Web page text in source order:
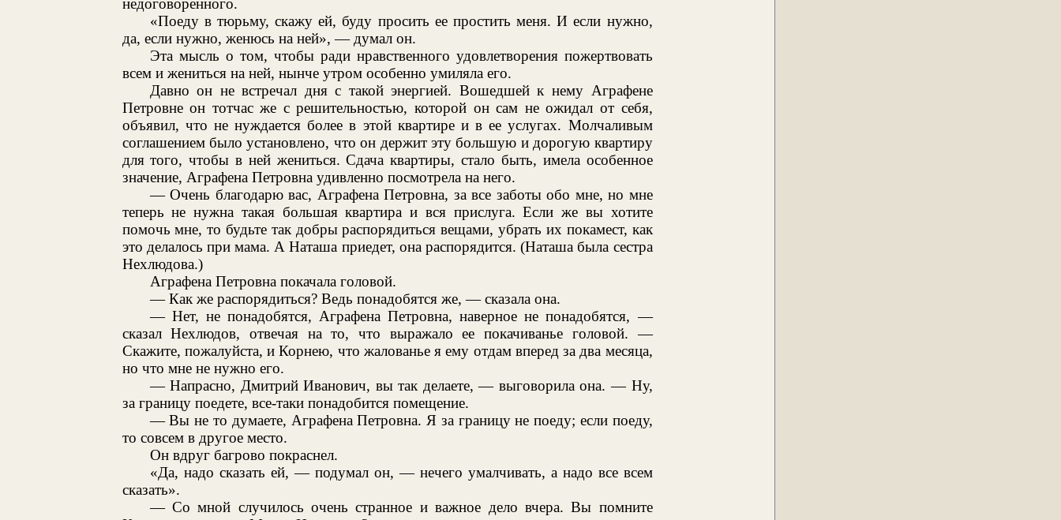
недоговоренного.
«Поеду в тюрьму, скажу ей, буду просить ее простить меня. И если нужно,
да, если нужно, женюсь на ней», — думал он.
Эта мысль о том, чтобы ради нравственного удовлетворения пожертвовать
всем и жениться на ней, нынче утром особенно умиляла его.
Давно он не встречал дня с такой энергией. Вошедшей к нему Аграфене
Петровне он тотчас же с решительностью, которой он сам не ожидал от себя,
объявил, что не нуждается более в этой квартире и в ее услугах. Молчаливым
соглашением было установлено, что он держит эту большую и дорогую квартиру
для того, чтобы в ней жениться. Сдача квартиры, стало быть, имела особенное
значение, Аграфена Петровна удивленно посмотрела на него.
— Очень благодарю вас, Аграфена Петровна, за все заботы обо мне, но мне
теперь не нужна такая большая квартира и вся прислуга. Если же вы хотите
помочь мне, то будьте так добры распорядиться вещами, убрать их покамест, как
это делалось при мама. А Наташа приедет, она распорядится. (Наташа была сестра
Нехлюдова.)
Аграфена Петровна покачала головой.
— Как же распорядиться? Ведь понадобятся же, — сказала она.
— Нет, не понадобятся, Аграфена Петровна, наверное не понадобятся, —
сказал Нехлюдов, отвечая на то, что выражало ее покачиванье головой. —
Скажите, пожалуйста, и Корнею, что жалованье я ему отдам вперед за два месяца,
но что мне не нужно его.
— Напрасно, Дмитрий Иванович, вы так делаете, — выговорила она. — Ну,
за границу поедете, все-таки понадобится помещение.
— Вы не то думаете, Аграфена Петровна. Я за границу не поеду; если поеду,
то совсем в другое место.
Он вдруг багрово покраснел.
«Да, надо сказать ей, — подумал он, — нечего умалчивать, а надо все всем
сказать».
— Со мной случилось очень странное и важное дело вчера. Вы помните